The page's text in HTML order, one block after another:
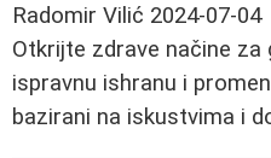
Radomir Vilić 2024-07-04
Otkrijte zdrave načine
ispravnu ishranu i
bazirani na iskustvima i